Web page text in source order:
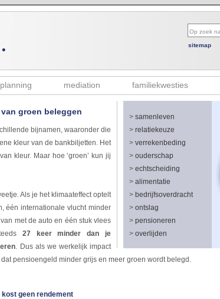
sitemap
mediation familiekwesties
> samenleven
> relatiekeuze
> verrekenbeding
> ouderschap
> echtscheiding
> alimentatie
> bedrijfsoverdracht
> ontslag
> pensioneren
> overlijden
groen beleggen
bijnamen, waaronder die
kleur van de bankbiljetten. Het
kleur. Maar hoe ‘groen’ kun jij
Als je het klimaateffect optelt
één internationale vlucht minder
met de auto en één stuk vlees
27 keer minder dan je
. Dus als we werkelijk impact
pensioengeld minder grijs en meer groen wordt belegd.
geen rendement